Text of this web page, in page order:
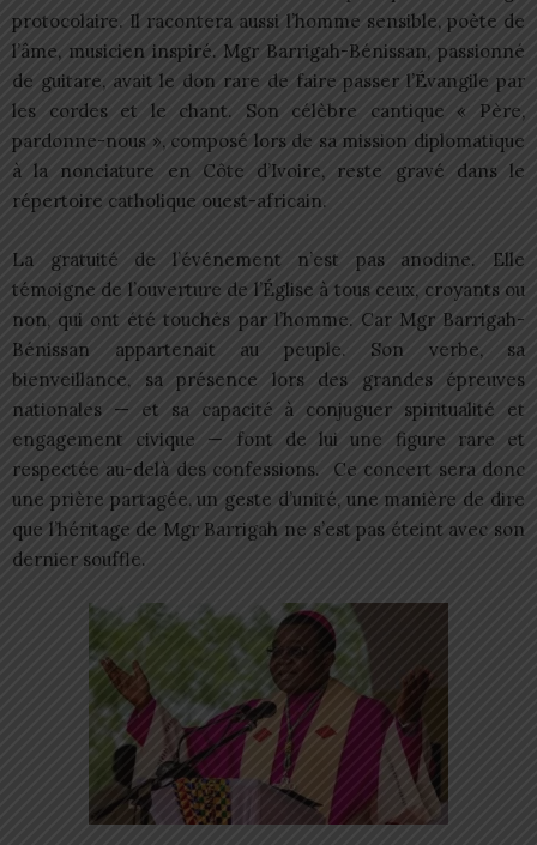
protocolaire. Il racontera aussi l’homme sensible, poète de
l’âme, musicien inspiré. Mgr Barrigah-Bénissan, passionné
de guitare, avait le don rare de faire passer l’Évangile par
les cordes et le chant. Son célèbre cantique « Père,
pardonne-nous », composé lors de sa mission diplomatique
à la nonciature en Côte d’Ivoire, reste gravé dans le
répertoire catholique ouest-africain.
La gratuité de l’événement n’est pas anodine. Elle
témoigne de l’ouverture de l’Église à tous ceux, croyants ou
non, qui ont été touchés par l’homme. Car Mgr Barrigah-
Bénissan appartenait au peuple. Son verbe, sa
bienveillance, sa présence lors des grandes épreuves
nationales — et sa capacité à conjuguer spiritualité et
engagement civique — font de lui une figure rare et
respectée au-delà des confessions. Ce concert sera donc
une prière partagée, un geste d’unité, une manière de dire
que l’héritage de Mgr Barrigah ne s’est pas éteint avec son
dernier souffle.